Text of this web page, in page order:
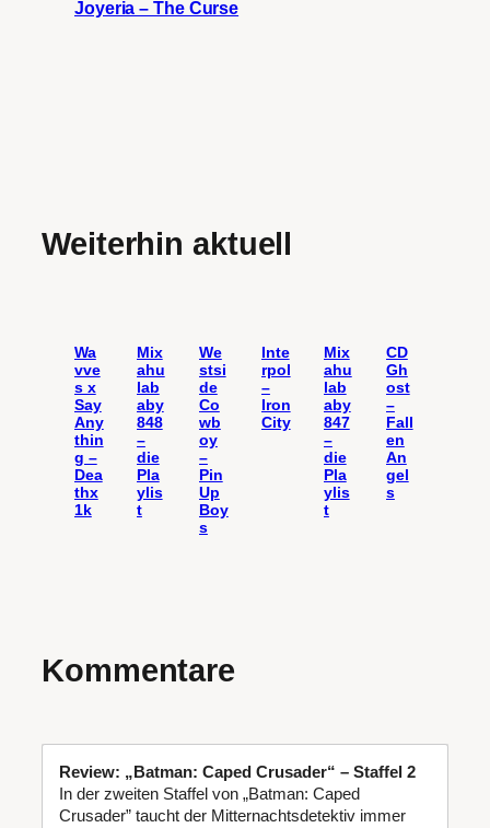
Joyeria – The Curse
Weiterhin aktuell
Wa
vve
s x
Say
Any
thin
g –
Dea
thx
1k
Mix
ahu
lab
aby
848
–
die
Pla
ylis
t
We
stsi
de
Co
wb
oy
–
Pin
Up
Boy
s
Inte
rpol
–
Iron
City
Mix
ahu
lab
aby
847
–
die
Pla
ylis
t
CD
Gh
ost
–
Fall
en
An
gel
s
Kommentare
Review: „Batman: Caped Crusader“ – Staffel 2
In der zweiten Staffel von „Batman: Caped
Crusader” taucht der Mitternachtsdetektiv immer